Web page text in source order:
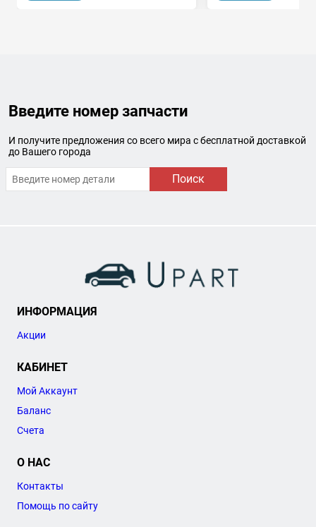
Введите номер запчасти
И получите предложения со всего мира с бесплатной доставкой
до Вашего города
Поиск
ИНФОРМАЦИЯ
Акции
КАБИНЕТ
Мой Аккаунт
Баланс
Счета
О НАС
Контакты
Помощь по сайту